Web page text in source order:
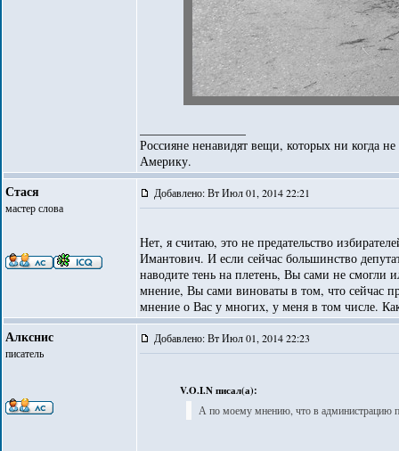
Россияне ненавидят вещи, которых ни когда
Америку.
Стася
мастер слова
Добавлено: Вт Июл 01, 2014 22:21
Нет, я считаю, это не предательство
Имантович. И если сейчас большинство
наводите тень на плетень, Вы сами не смогли
мнение, Вы сами виноваты в том, что сейчас
мнение о Вас у многих, у меня в том числе.
Алкснис
писатель
Добавлено: Вт Июл 01, 2014 22:23
V.O.I.N писал(а):
А по моему мнению, что в администрацию